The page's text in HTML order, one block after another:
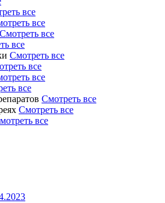
все
все
Смотреть все
все
Смотреть все
все
все
все
Смотреть все
Смотреть все
все